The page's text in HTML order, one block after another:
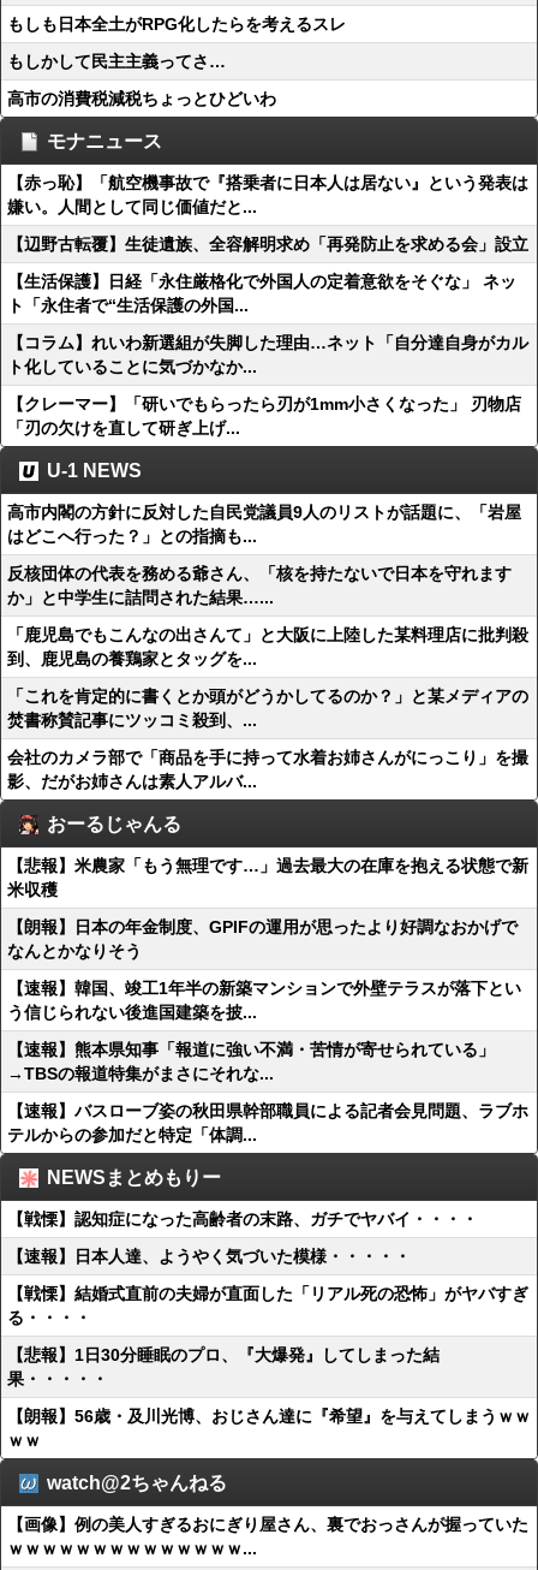
もしも日本全土がRPG化したらを考えるスレ
もしかして民主主義ってさ…
高市の消費税減税ちょっとひどいわ
モナニュース
【赤っ恥】「航空機事故で『搭乗者に日本人は居ない』という発表は
嫌い。人間として同じ価値だと...
【辺野古転覆】生徒遺族、全容解明求め「再発防止を求める会」設立
【生活保護】日経「永住厳格化で外国人の定着意欲をそぐな」 ネッ
ト「永住者で“生活保護の外国...
【コラム】れいわ新選組が失脚した理由…ネット「自分達自身がカル
ト化していることに気づかなか...
【クレーマー】「研いでもらったら刃が1mm小さくなった」 刃物店
「刃の欠けを直して研ぎ上げ...
U-1 NEWS
高市内閣の方針に反対した自民党議員9人のリストが話題に、「岩屋
はどこへ行った？」との指摘も...
反核団体の代表を務める爺さん、「核を持たないで日本を守れます
か」と中学生に詰問された結果…...
「鹿児島でもこんなの出さんて」と大阪に上陸した某料理店に批判殺
到、鹿児島の養鶏家とタッグを...
「これを肯定的に書くとか頭がどうかしてるのか？」と某メディアの
焚書称賛記事にツッコミ殺到、...
会社のカメラ部で「商品を手に持って水着お姉さんがにっこり」を撮
影、だがお姉さんは素人アルバ...
おーるじゃんる
【悲報】米農家「もう無理です…」過去最大の在庫を抱える状態で新
米収穫
【朗報】日本の年金制度、GPIFの運用が思ったより好調なおかげで
なんとかなりそう
【速報】韓国、竣工1年半の新築マンションで外壁テラスが落下とい
う信じられない後進国建築を披...
【速報】熊本県知事「報道に強い不満・苦情が寄せられている」
→TBSの報道特集がまさにそれな...
【速報】バスローブ姿の秋田県幹部職員による記者会見問題、ラブホ
テルからの参加だと特定「体調...
NEWSまとめもりー
【戦慄】認知症になった高齢者の末路、ガチでヤバイ・・・・
【速報】日本人達、ようやく気づいた模様・・・・・
【戦慄】結婚式直前の夫婦が直面した「リアル死の恐怖」がヤバすぎ
る・・・・
【悲報】1日30分睡眠のプロ、『大爆発』してしまった結
果・・・・・
【朗報】56歳・及川光博、おじさん達に『希望』を与えてしまうｗｗ
ｗｗ
watch@2ちゃんねる
【画像】例の美人すぎるおにぎり屋さん、裏でおっさんが握っていた
ｗｗｗｗｗｗｗｗｗｗｗｗｗｗ...